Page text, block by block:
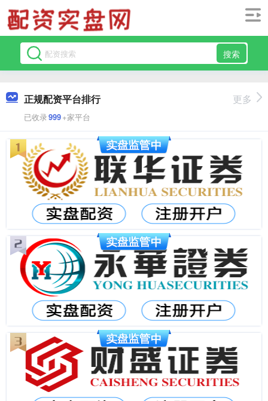
搜索
正规配资平台排行
已收录999+家平台
更多